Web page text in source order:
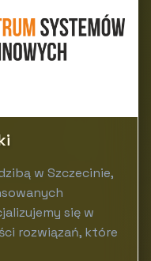
w Szczecinie,
się w
rozwiązań, które